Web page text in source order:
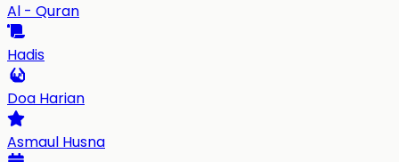
Al - Quran
Hadis
Doa Harian
Asmaul Husna